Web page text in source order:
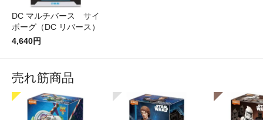
DC マルチバース サイ
ボーグ（DC リバース）
4,640円
売れ筋商品